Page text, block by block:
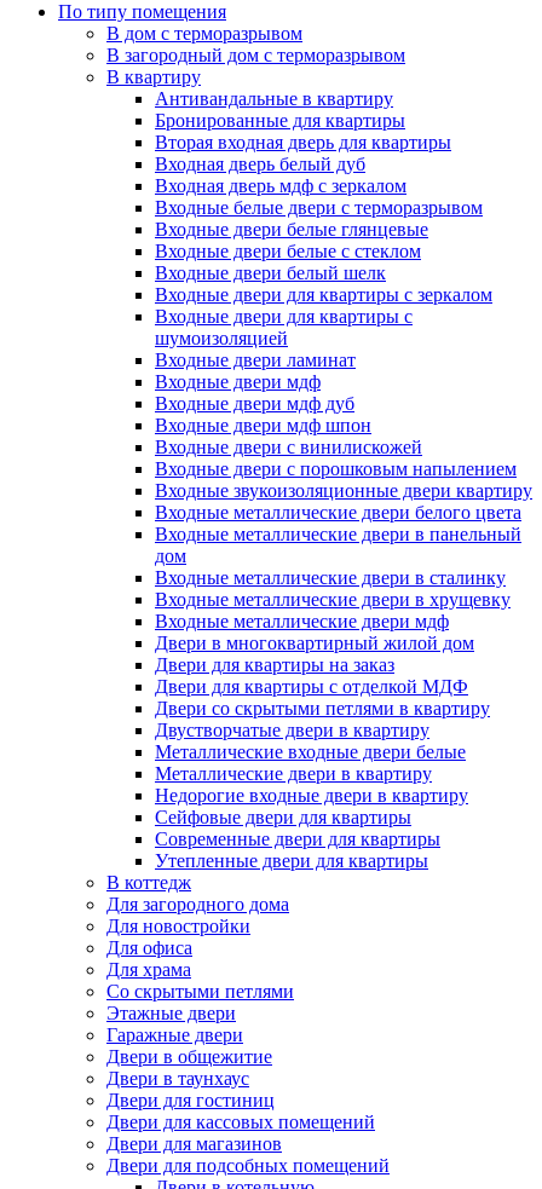
По типу помещения
В дом с терморазрывом
В загородный дом с терморазрывом
В квартиру
Антивандальные в квартиру
Бронированные для квартиры
Вторая входная дверь для квартиры
Входная дверь белый дуб
Входная дверь мдф с зеркалом
Входные белые двери с терморазрывом
Входные двери белые глянцевые
Входные двери белые с стеклом
Входные двери белый шелк
Входные двери для квартиры с зеркалом
Входные двери для квартиры с
шумоизоляцией
Входные двери ламинат
Входные двери мдф
Входные двери мдф дуб
Входные двери мдф шпон
Входные двери с винилискожей
Входные двери с порошковым напылением
Входные звукоизоляционные двери квартиру
Входные металлические двери белого цвета
Входные металлические двери в панельный
дом
Входные металлические двери в сталинку
Входные металлические двери в хрущевку
Входные металлические двери мдф
Двери в многоквартирный жилой дом
Двери для квартиры на заказ
Двери для квартиры с отделкой МДФ
Двери со скрытыми петлями в квартиру
Двустворчатые двери в квартиру
Металлические входные двери белые
Металлические двери в квартиру
Недорогие входные двери в квартиру
Сейфовые двери для квартиры
Современные двери для квартиры
Утепленные двери для квартиры
В коттедж
Для загородного дома
Для новостройки
Для офиса
Для храма
Со скрытыми петлями
Этажные двери
Гаражные двери
Двери в общежитие
Двери в таунхаус
Двери для гостиниц
Двери для кассовых помещений
Двери для магазинов
Двери для подсобных помещений